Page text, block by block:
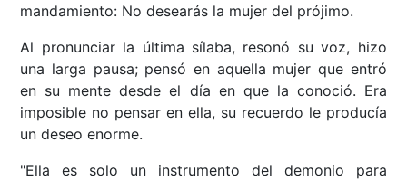
mandamiento: No desearás la mujer del prójimo.
Al pronunciar la última sílaba, resonó su voz, hizo
una larga pausa; pensó en aquella mujer que entró
en su mente desde el día en que la conoció. Era
imposible no pensar en ella, su recuerdo le producía
un deseo enorme.
"Ella es solo un instrumento del demonio para